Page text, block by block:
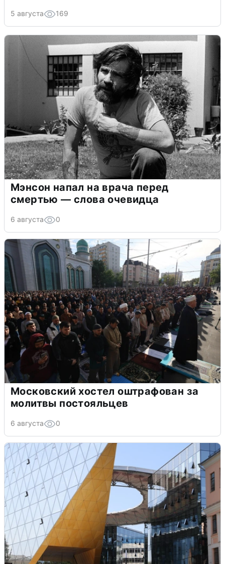
5 августа 169
Мэнсон напал на врача перед
смертью — слова очевидца
6 августа 0
Московский хостел оштрафован за
молитвы постояльцев
6 августа 0